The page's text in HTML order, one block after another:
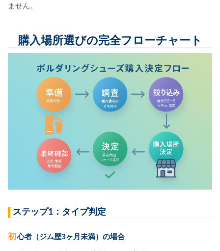
ません。
購入場所選びの完全フローチャート
ステップ1：タイプ判定
初心者（ジム歴3ヶ月未満）の場合